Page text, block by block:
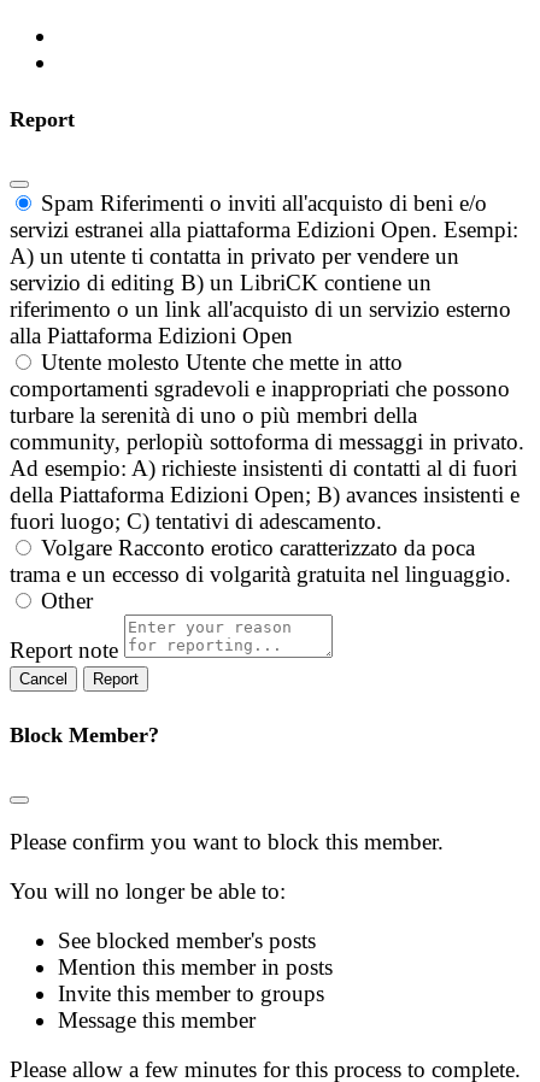
Report
Spam Riferimenti o inviti all'acquisto di beni e/o
servizi estranei alla piattaforma Edizioni Open. Esempi:
A) un utente ti contatta in privato per vendere un
servizio di editing B) un LibriCK contiene un
riferimento o un link all'acquisto di un servizio esterno
alla Piattaforma Edizioni Open
Utente molesto Utente che mette in atto
comportamenti sgradevoli e inappropriati che possono
turbare la serenità di uno o più membri della
community, perlopiù sottoforma di messaggi in privato.
Ad esempio: A) richieste insistenti di contatti al di fuori
della Piattaforma Edizioni Open; B) avances insistenti e
fuori luogo; C) tentativi di adescamento.
Volgare Racconto erotico caratterizzato da poca
trama e un eccesso di volgarità gratuita nel linguaggio.
Other
Report note
Report
Block Member?
Please confirm you want to block this member.
You will no longer be able to:
See blocked member's posts
Mention this member in posts
Invite this member to groups
Message this member
Please allow a few minutes for this process to complete.